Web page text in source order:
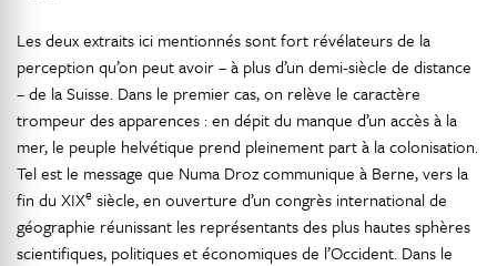
Les deux extraits ici mentionnés sont fort révélateurs de la
perception qu’on peut avoir – à plus d’un demi-siècle de distance
– de la Suisse. Dans le premier cas, on relève le caractère
trompeur des apparences : en dépit du manque d’un accès à la
mer, le peuple helvétique prend pleinement part à la colonisation.
Tel est le message que Numa Droz communique à Berne, vers la
fin du XIXe siècle, en ouverture d’un congrès international de
géographie réunissant les représentants des plus hautes sphères
scientifiques, politiques et économiques de l’Occident. Dans le